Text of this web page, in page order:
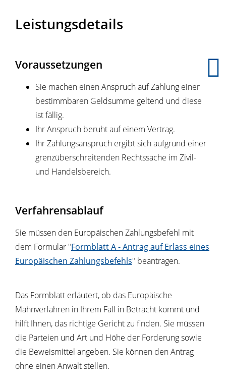
Leistungsdetails
Voraussetzungen
Sie machen einen Anspruch auf Zahlung einer
bestimmbaren Geldsumme geltend und diese
ist fällig.
Ihr Anspruch beruht auf einem Vertrag.
Ihr Zahlungsanspruch ergibt sich aufgrund einer
grenzüberschreitenden Rechtssache im Zivil-
und Handelsbereich.
Verfahrensablauf
Sie müssen den Europäischen Zahlungsbefehl mit
dem Formular "Formblatt A - Antrag auf Erlass eines
Europäischen Zahlungsbefehls" beantragen.
Das Formblatt erläutert, ob das Europäische
Mahnverfahren in Ihrem Fall in Betracht kommt und
hilft Ihnen, das richtige Gericht zu finden. Sie müssen
die Parteien und Art und Höhe der Forderung sowie
die Beweismittel angeben. Sie können den Antrag
ohne einen Anwalt stellen.